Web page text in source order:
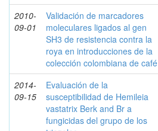
2010-
09-01
Validación de marcadores
moleculares ligados al gen
SH3 de resistencia contra la
roya en introducciones de la
colección colombiana de café
2014-
09-15
Evaluación de la
susceptibilidad de Hemileia
vastatrix Berk and Br a
fungicidas del grupo de los